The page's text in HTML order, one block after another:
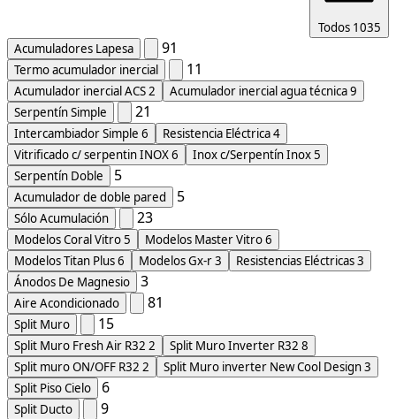
Todos 1035
Acumuladores Lapesa
91
Termo acumulador inercial 11
Acumulador inercial ACS2 Acumulador inercial agua técnica9
Serpentín Simple
21
Intercambiador Simple 6 Resistencia Eléctrica4
Vitrificado c/ serpentin INOX6 Inox c/Serpentín Inox5
Serpentín Doble
5
Acumulador de doble pared 5
Sólo Acumulación 23
Modelos Coral Vitro5 Modelos Master Vitro6
Modelos Titan Plus6 Modelos Gx-r3 Resistencias Eléctricas3
Ánodos De Magnesio
3
Aire Acondicionado 81
Split Muro 15
Split Muro Fresh Air R32 2 Split Muro Inverter R32 8
Split muro ON/OFF R32 2 Split Muro inverter New Cool Design3
Split Piso Cielo
6
Split Ducto 9